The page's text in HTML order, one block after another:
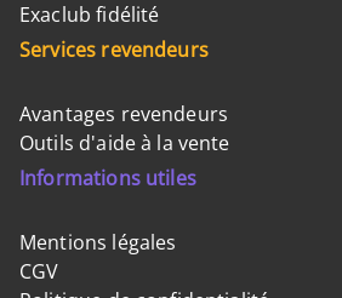
Exaclub fidélité
Services revendeurs
Avantages revendeurs
Outils d'aide à la vente
Informations utiles
Mentions légales
CGV